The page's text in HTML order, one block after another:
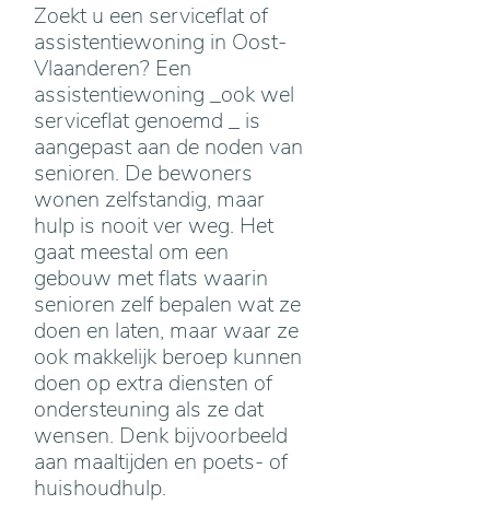
Zoekt u een serviceflat of
assistentiewoning in Oost-
Vlaanderen? Een
assistentiewoning _ook wel
serviceflat genoemd _ is
aangepast aan de noden van
senioren. De bewoners
wonen zelfstandig, maar
hulp is nooit ver weg. Het
gaat meestal om een
gebouw met flats waarin
senioren zelf bepalen wat ze
doen en laten, maar waar ze
ook makkelijk beroep kunnen
doen op extra diensten of
ondersteuning als ze dat
wensen. Denk bijvoorbeeld
aan maaltijden en poets- of
huishoudhulp.